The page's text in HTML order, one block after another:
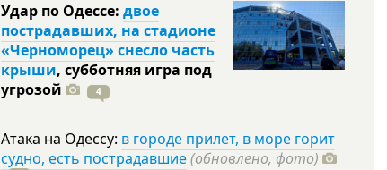
Удар по Одессе: двое
пострадавших, на стадионе
«Черноморец» снесло часть
крыши, субботняя игра под
угрозой
4
Атака на Одессу: в городе прилет, в море горит
судно, есть пострадавшие(обновлено, фото)